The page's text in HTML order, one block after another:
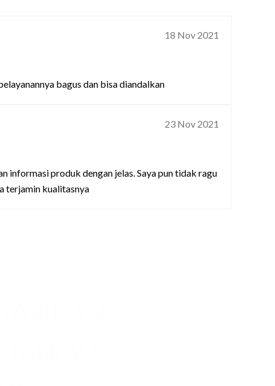
18 Nov 2021
bagus dan bisa diandalkan
23 Nov 2021
informasi produk dengan jelas. Saya pun tidak ragu
terjamin kualitasnya